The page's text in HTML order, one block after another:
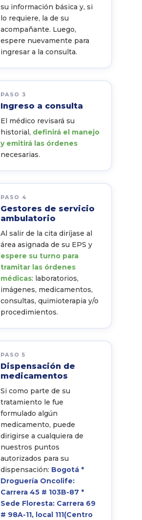
su información básica y, si
lo requiere, la de su
acompañante. Luego,
espere nuevamente para
ingresar a la consulta.
PASO 3
Ingreso a consulta
El médico revisará su
historial, definirá el manejo
y emitirá las órdenes
necesarias.
PASO 4
Gestores de servicio
ambulatorio
Al salir de la cita diríjase al
área asignada de su EPS y
espere su turno para
tramitar las órdenes
médicas: laboratorios,
imágenes, medicamentos,
consultas, quimioterapia y/o
procedimientos.
PASO 5
Dispensación de
medicamentos
Si como parte de su
tratamiento le fue
formulado algún
medicamento, puede
dirigirse a cualquiera de
nuestros puntos
autorizados para su
dispensación: Bogotá *
Droguería Oncolife:
Carrera 45 # 103B-87 *
Sede Floresta: Carrera 69
# 98A-11, local 111(Centro